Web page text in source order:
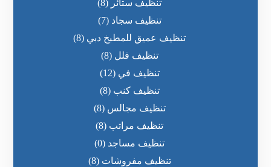
تنظيف ستائر (8)
تنظيف سجاد (7)
تنظيف عميق للمطبخ دبي (8)
تنظيف فلل (8)
تنظيف في (12)
تنظيف كنب (8)
تنظيف مجالس (8)
تنظيف مراتب (8)
تنظيف مساجد (0)
تنظيف مفروشات (8)